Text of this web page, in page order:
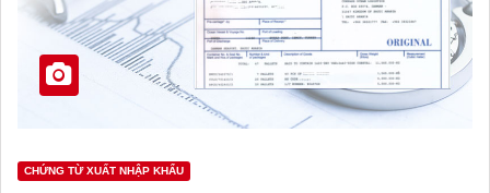
CHỨNG TỪ XUẤT NHẬP KHẨU